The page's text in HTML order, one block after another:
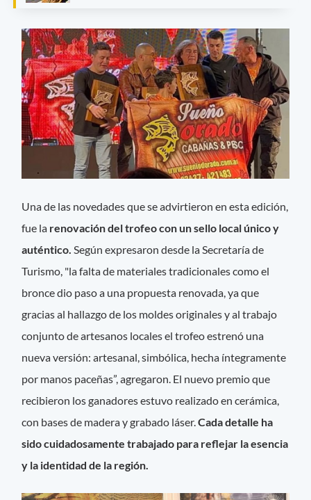
Una de las novedades que se advirtieron en esta edición,
fue la renovación del trofeo con un sello local único y
auténtico. Según expresaron desde la Secretaría de
Turismo, "la falta de materiales tradicionales como el
bronce dio paso a una propuesta renovada, ya que
gracias al hallazgo de los moldes originales y al trabajo
conjunto de artesanos locales el trofeo estrenó una
nueva versión: artesanal, simbólica, hecha íntegramente
por manos paceñas”, agregaron. El nuevo premio que
recibieron los ganadores estuvo realizado en cerámica,
con bases de madera y grabado láser.Cada detalle ha
sido cuidadosamente trabajado para reflejar la esencia
y la identidad de la región.